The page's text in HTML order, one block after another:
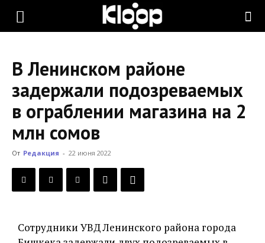
KLOOP.KG
Новости
Кыргызстана
В Ленинском районе
задержали подозреваемых
в ограблении магазина на 2
млн сомов
От Редакция - 22 июня 2022
Сотрудники УВД Ленинского района города